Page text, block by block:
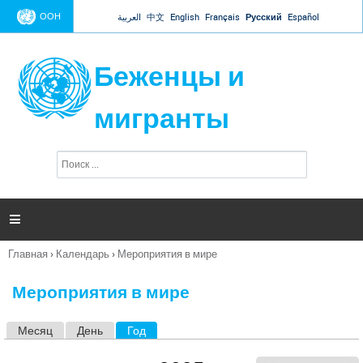
Jump to navigation
ООН العربية 中文 English Français Русский Español
Беженцы и
мигранты
п
и

Вы
Главная › Календарь › Мероприятия в мире
Мероприятия в мире
Месяц День Год